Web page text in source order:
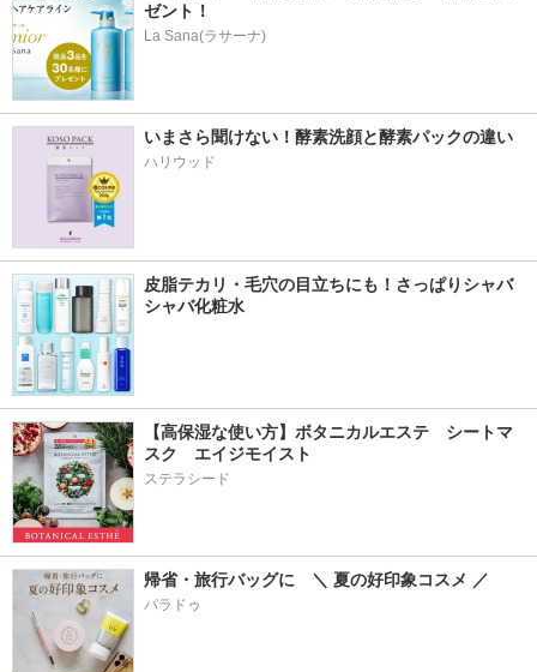
ゼント！
La Sana(ラサーナ)
いまさら聞けない！酵素洗顔と酵素パックの違い
ハリウッド
皮脂テカリ・毛穴の目立ちにも！さっぱりシャバ
シャバ化粧水
【高保湿な使い方】ボタニカルエステ　シートマ
スク　エイジモイスト
ステラシード
帰省・旅行バッグに　＼ 夏の好印象コスメ ／
パラドゥ